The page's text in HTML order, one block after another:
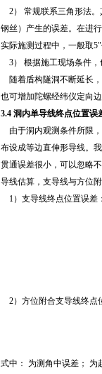
2） 常规联系三角形法。
钢丝）产生的误差。在进
实际施测过程中，一般取
3） 根据施工现场条件，
随着盾构隧洞不断延长
也可增加陀螺经纬仪定向
3.4 洞内单导线终点位置误
由于洞内观测条件所限
布设成等边直伸形导线。
贯通误差很小，可以忽略
导线估算，支导线与方位
1）支导线终点位置误差：
2）方位附合支导线终点
式中： 为测角中误差； 为